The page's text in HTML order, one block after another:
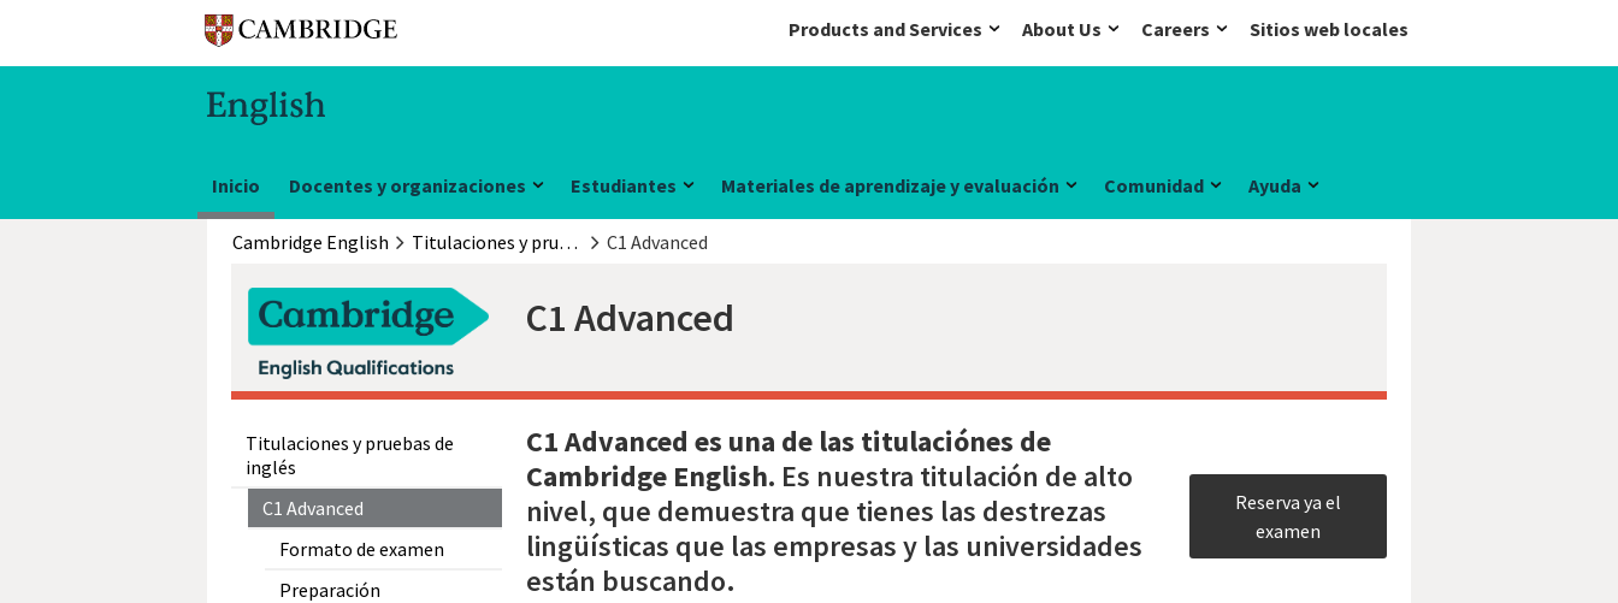
Products and Services About Us Careers Sitios web locales
Inicio Docentes y organizaciones Estudiantes Materiales de aprendizaje y evaluación Comunidad Ayuda
Cambridge English Titulaciones y pruebas de inglés C1 Advanced
C1 Advanced
Titulaciones y pruebas de
inglés
C1 Advanced
Formato de examen
Preparación
C1 Advanced es una de las titulaciónes de
Cambridge English. Es nuestra titulación de alto
nivel, que demuestra que tienes las destrezas
lingüísticas que las empresas y las universidades
están buscando.
Reserva ya el
examen